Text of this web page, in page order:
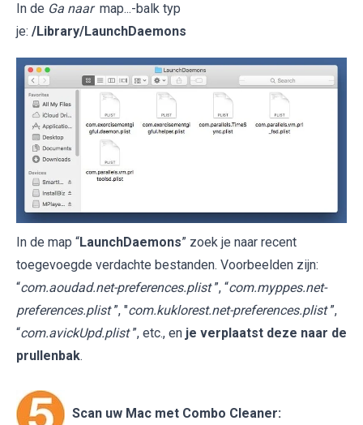
In de Ga naar map...-balk typ
je: /Library/LaunchDaemons
In de map “LaunchDaemons” zoek je naar recent
toegevoegde verdachte bestanden. Voorbeelden zijn:
“com.aoudad.net-preferences.plist ”, “com.myppes.net-
preferences.plist ”, "com.kuklorest.net-preferences.plist ”,
“com.avickUpd.plist ”, etc., en je verplaatst deze naar de
prullenbak.
Scan uw Mac met Combo Cleaner: